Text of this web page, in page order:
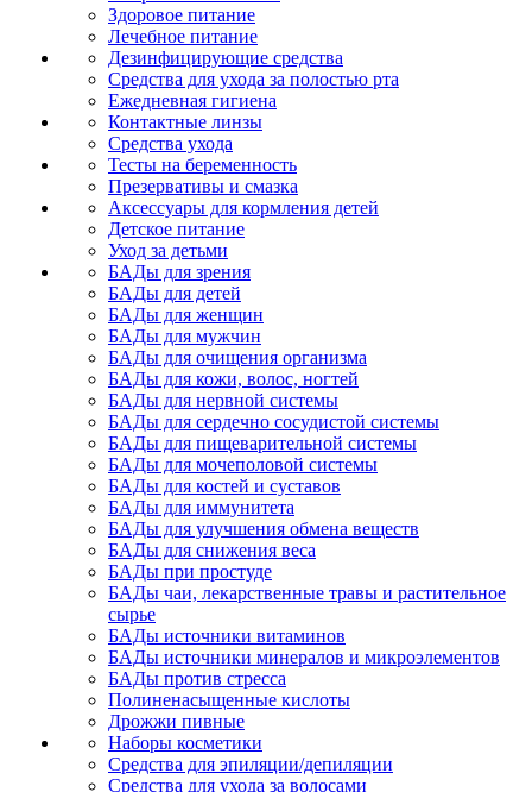
Здоровое питание
Лечебное питание
Дезинфицирующие средства
Средства для ухода за полостью рта
Ежедневная гигиена
Контактные линзы
Средства ухода
Тесты на беременность
Презервативы и смазка
Аксессуары для кормления детей
Детское питание
Уход за детьми
БАДы для зрения
БАДы для детей
БАДы для женщин
БАДы для мужчин
БАДы для очищения организма
БАДы для кожи, волос, ногтей
БАДы для нервной системы
БАДы для сердечно сосудистой системы
БАДы для пищеварительной системы
БАДы для мочеполовой системы
БАДы для костей и суставов
БАДы для иммунитета
БАДы для улучшения обмена веществ
БАДы для снижения веса
БАДы при простуде
БАДы чаи, лекарственные травы и растительное
сырье
БАДы источники витаминов
БАДы источники минералов и микроэлементов
БАДы против стресса
Полиненасыщенные кислоты
Дрожжи пивные
Наборы косметики
Средства для эпиляции/депиляции
Средства для ухода за волосами